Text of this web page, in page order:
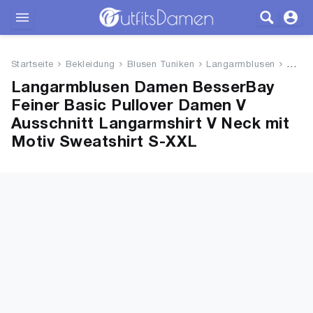
Bekleidung
Wäsche
Schuhe
Startseite Bekleidung Blusen Tuniken Langarmblusen
Langarmblusen Damen BesserBay
Feiner Basic Pullover Damen V
Ausschnitt Langarmshirt V Neck mit
Motiv Sweatshirt S-XXL